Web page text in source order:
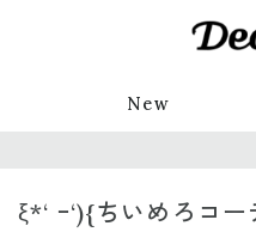
New
ξ*‘ ｰ‘){ちいめろコー